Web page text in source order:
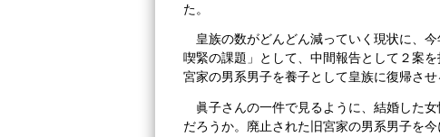
た。
皇族の数がどんどん減っていく現状に、
喫緊の課題」として、中間報告として２案
宮家の男系男子を養子として皇族に復帰させ
眞子さんの一件で見るように、結婚した
だろうか。廃止された旧宮家の男系男子を